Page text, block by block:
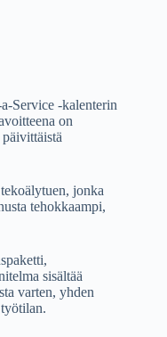
Service -kalenterin
on
jonka
tehokkaampi,
sisältää
varten, yhden